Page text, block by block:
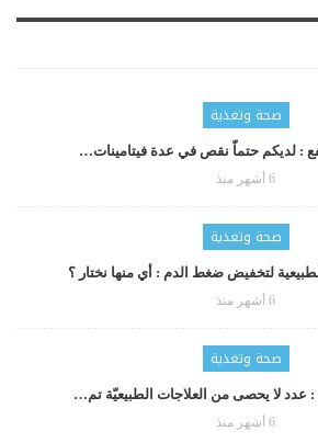
صحة وتغذية
: لديكم حتماّ نقص في عدة فيتامينات…
6 أشهر منذ
صحة وتغذية
لتخفيض ضغط الدم : أي منها نختار ؟
6 أشهر منذ
صحة وتغذية
: عدد لا يحصى من العلاجات الطبيعيّة تم…
6 أشهر منذ